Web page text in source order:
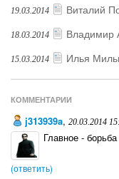
19.03.2014 Виталий
18.03.2014 Владимир
15.03.2014 Илья
КОММЕНТАРИИ
j313939a, 20.03.2014
Главное -
(ответить)